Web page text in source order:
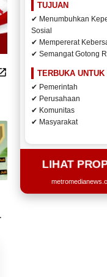
TUJUAN
✔ Menumbuhkan
Sosial
✔ Mempererat
✔ Semangat Gotong
TERBUKA UNTUK
✔ Pemerintah
✔ Perusahaan
✔ Komunitas
✔ Masyarakat
LIHAT